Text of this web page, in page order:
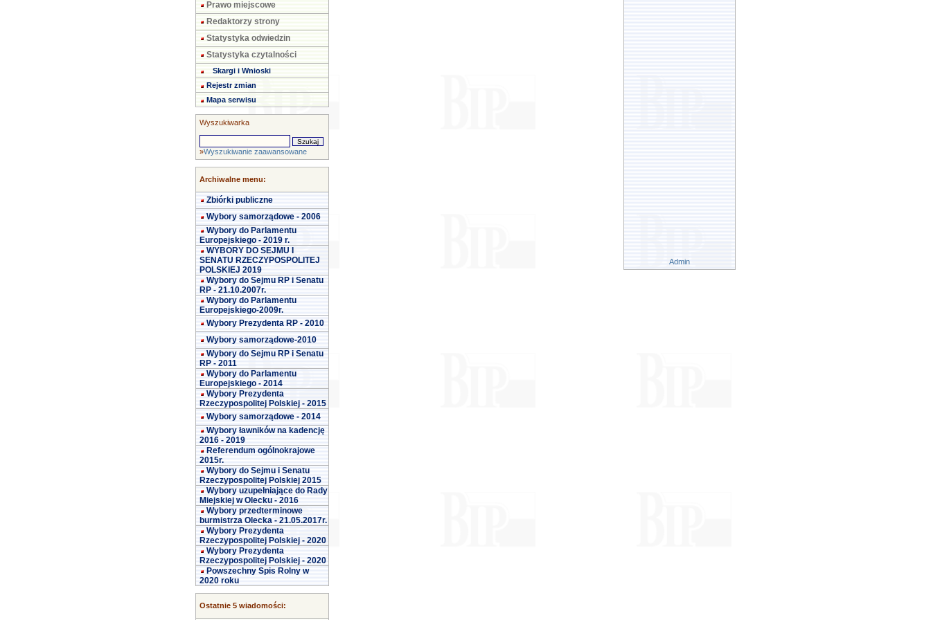
Prawo miejscowe
Redaktorzy strony
Statystyka odwiedzin
Statystyka czytalności
Skargi i Wnioski
Rejestr zmian
Mapa serwisu
Wyszukiwarka
»Wyszukiwanie zaawansowane
Archiwalne menu:
Zbiórki publiczne
Wybory samorządowe - 2006
Wybory do Parlamentu
Europejskiego - 2019 r.
WYBORY DO SEJMU I
SENATU RZECZYPOSPOLITEJ
POLSKIEJ 2019
Wybory do Sejmu RP i Senatu
RP - 21.10.2007r.
Wybory do Parlamentu
Europejskiego-2009r.
Wybory Prezydenta RP - 2010
Wybory samorządowe-2010
Wybory do Sejmu RP i Senatu
RP - 2011
Wybory do Parlamentu
Europejskiego - 2014
Wybory Prezydenta
Rzeczypospolitej Polskiej - 2015
Wybory samorządowe - 2014
Wybory ławników na kadencję
2016 - 2019
Referendum ogólnokrajowe
2015r.
Wybory do Sejmu i Senatu
Rzeczypospolitej Polskiej 2015
Wybory uzupełniające do Rady
Miejskiej w Olecku - 2016
Wybory przedterminowe
burmistrza Olecka - 21.05.2017r.
Wybory Prezydenta
Rzeczypospolitej Polskiej - 2020
Wybory Prezydenta
Rzeczypospolitej Polskiej - 2020
Powszechny Spis Rolny w
2020 roku
Ostatnie 5 wiadomości:
Admin